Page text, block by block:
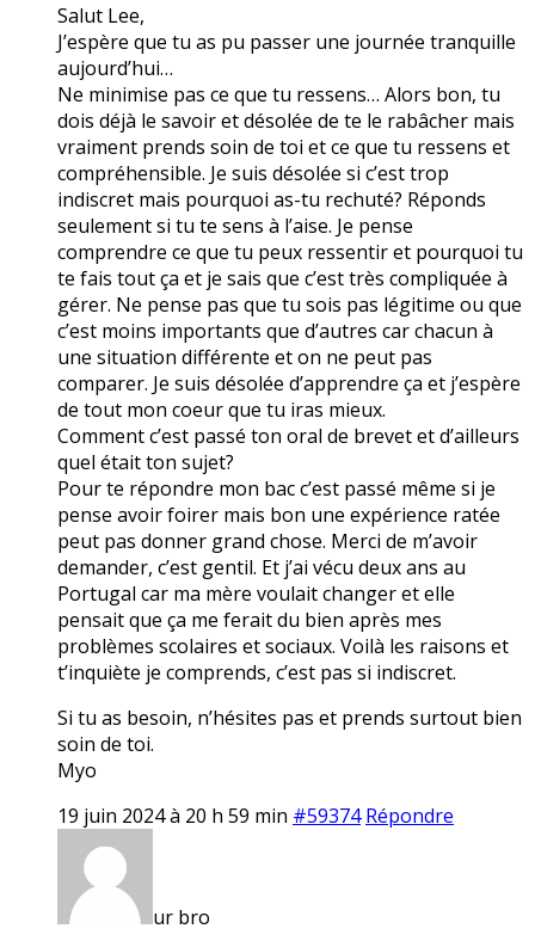
Salut Lee,
J’espère que tu as pu passer une journée tranquille
aujourd’hui…
Ne minimise pas ce que tu ressens… Alors bon, tu
dois déjà le savoir et désolée de te le rabâcher mais
vraiment prends soin de toi et ce que tu ressens et
compréhensible. Je suis désolée si c’est trop
indiscret mais pourquoi as-tu rechuté? Réponds
seulement si tu te sens à l’aise. Je pense
comprendre ce que tu peux ressentir et pourquoi tu
te fais tout ça et je sais que c’est très compliquée à
gérer. Ne pense pas que tu sois pas légitime ou que
c’est moins importants que d’autres car chacun à
une situation différente et on ne peut pas
comparer. Je suis désolée d’apprendre ça et j’espère
de tout mon coeur que tu iras mieux.
Comment c’est passé ton oral de brevet et d’ailleurs
quel était ton sujet?
Pour te répondre mon bac c’est passé même si je
pense avoir foirer mais bon une expérience ratée
peut pas donner grand chose. Merci de m’avoir
demander, c’est gentil. Et j’ai vécu deux ans au
Portugal car ma mère voulait changer et elle
pensait que ça me ferait du bien après mes
problèmes scolaires et sociaux. Voilà les raisons et
t’inquiète je comprends, c’est pas si indiscret.
Si tu as besoin, n’hésites pas et prends surtout bien
soin de toi.
Myo
19 juin 2024 à 20 h 59 min #59374 Répondre
ur bro